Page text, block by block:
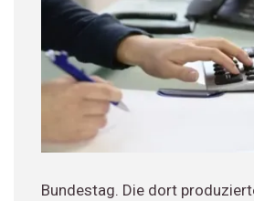
Bundestag. Die dort